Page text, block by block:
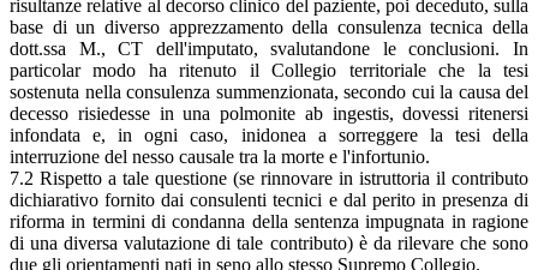
risultanze relative al decorso clinico del paziente, poi deceduto, sulla
base di un diverso apprezzamento della consulenza tecnica della
dott.ssa M., CT dell'imputato, svalutandone le conclusioni. In
particolar modo ha ritenuto il Collegio territoriale che la tesi
sostenuta nella consulenza summenzionata, secondo cui la causa del
decesso risiedesse in una polmonite ab ingestis, dovessi ritenersi
infondata e, in ogni caso, inidonea a sorreggere la tesi della
interruzione del nesso causale tra la morte e l'infortunio.
7.2 Rispetto a tale questione (se rinnovare in istruttoria il contributo
dichiarativo fornito dai consulenti tecnici e dal perito in presenza di
riforma in termini di condanna della sentenza impugnata in ragione
di una diversa valutazione di tale contributo) è da rilevare che sono
due gli orientamenti nati in seno allo stesso Supremo Collegio.